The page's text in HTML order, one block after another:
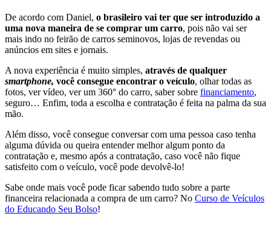
De acordo com Daniel, o brasileiro vai ter que ser introduzido a
uma nova maneira de se comprar um carro, pois não vai ser
mais indo no feirão de carros seminovos, lojas de revendas ou
anúncios em sites e jornais.
A nova experiência é muito simples, através de qualquer
smartphone, você consegue encontrar o veículo, olhar todas as
fotos, ver vídeo, ver um 360° do carro, saber sobre financiamento,
seguro… Enfim, toda a escolha e contratação é feita na palma da sua
mão.
Além disso, você consegue conversar com uma pessoa caso tenha
alguma dúvida ou queira entender melhor algum ponto da
contratação e, mesmo após a contratação, caso você não fique
satisfeito com o veículo, você pode devolvê-lo!
Sabe onde mais você pode ficar sabendo tudo sobre a parte
financeira relacionada a compra de um carro? No Curso de Veículos
do Educando Seu Bolso!